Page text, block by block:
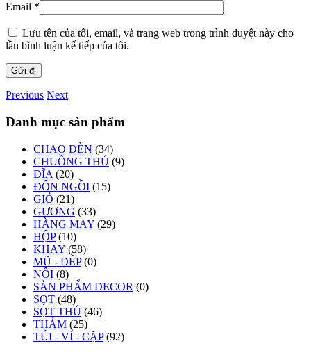
Email *
Lưu tên của tôi, email, và trang web trong trình duyệt này cho
lần bình luận kế tiếp của tôi.
Previous Next
Danh mục sản phẩm
CHAO ĐÈN (34)
CHUỒNG THÚ (9)
ĐĨA (20)
ĐÔN NGỒI (15)
GIỎ (21)
GƯƠNG (33)
HÀNG MAY (29)
HỘP (10)
KHAY (58)
MŨ - DÉP (0)
NÔI (8)
SẢN PHẨM DECOR (0)
SỌT (48)
SỌT THÚ (46)
THẢM (25)
TÚI - VÍ - CẶP (92)